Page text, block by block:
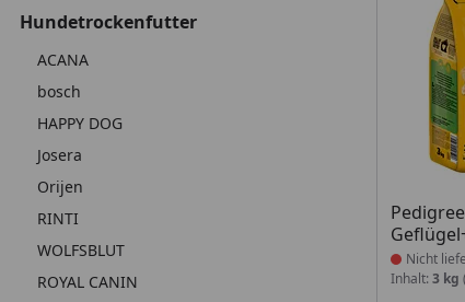
Hundetrockenfutter
ACANA
bosch
HAPPY DOG
Josera
Orijen
RINTI
WOLFSBLUT
ROYAL CANIN
Produkt
Nicht
Inhalt: 3 kg